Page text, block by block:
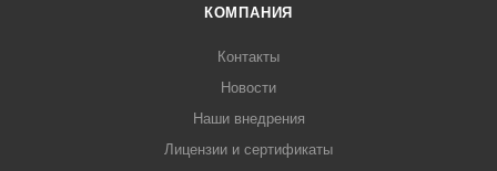
КОМПАНИЯ
Контакты
Новости
Наши внедрения
Лицензии и сертификаты